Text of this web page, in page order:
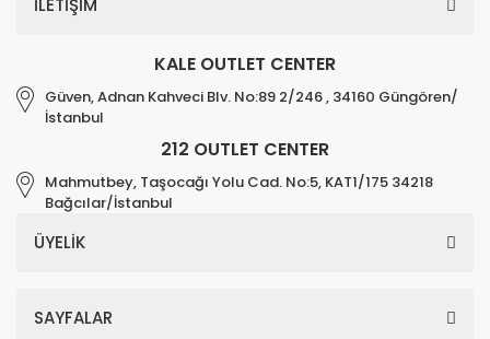
İLETİŞİM
KALE OUTLET CENTER
Güven, Adnan Kahveci Blv. No:89 2/246 , 34160 Güngören/
İstanbul
212 OUTLET CENTER
Mahmutbey, Taşocağı Yolu Cad. No:5, KAT1/175 34218
Bağcılar/İstanbul
ÜYELİK
SAYFALAR